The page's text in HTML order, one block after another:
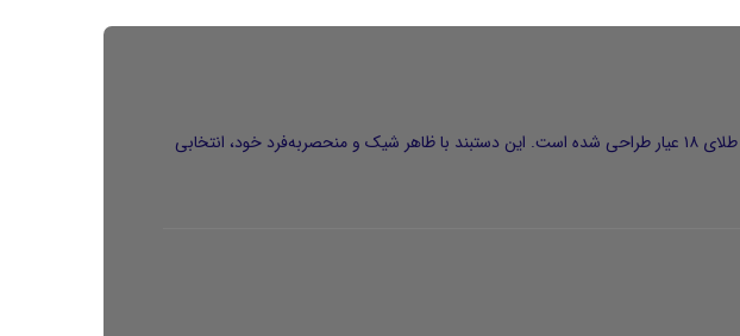
، یک اکسسوری لوکس و باکیفیت است که با ترکیب چرم طبیعی مرغوب و پلاک طلای ۱۸ عیار طراحی شده است. این دستبند با ظاهر شیک و منحصر‌به‌فرد خود، انتخابی